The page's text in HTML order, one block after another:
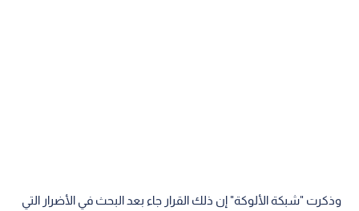
وذكرت "شبكة الألوكة" إن ذلك القرار جاء بعد البحث في الأضرار التي